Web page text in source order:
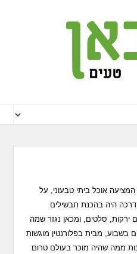
אוכל ביתי טבעוני, על
היה בהכנת תבשילים
ירקות, סלטים, ומכאן נגזר שמה
בשבוע, מבית בפלורנטין מוגשות
ממה שהיה מוכר בעולם טרום